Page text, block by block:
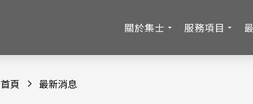
關於集士 服務項目
首頁 最新消息